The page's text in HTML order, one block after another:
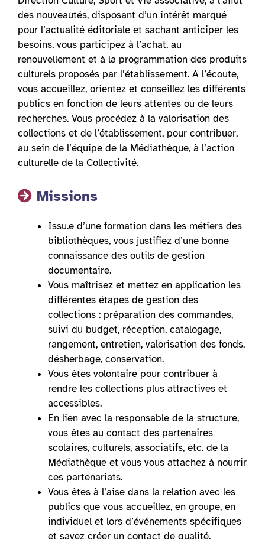
des nouveautés, disposant d’un intérêt marqué
pour l’actualité éditoriale et sachant anticiper les
besoins, vous participez à l’achat, au
renouvellement et à la programmation des produits
culturels proposés par l’établissement. A l’écoute,
vous accueillez, orientez et conseillez les différents
publics en fonction de leurs attentes ou de leurs
recherches. Vous procédez à la valorisation des
collections et de l’établissement, pour contribuer,
au sein de l’équipe de la Médiathèque, à l’action
culturelle de la Collectivité.
Missions
Issu.e d’une formation dans les métiers des
bibliothèques, vous justifiez d’une bonne
connaissance des outils de gestion
documentaire.
Vous maîtrisez et mettez en application les
différentes étapes de gestion des
collections : préparation des commandes,
suivi du budget, réception, catalogage,
rangement, entretien, valorisation des fonds,
désherbage, conservation.
Vous êtes volontaire pour contribuer à
rendre les collections plus attractives et
accessibles.
En lien avec la responsable de la structure,
vous êtes au contact des partenaires
scolaires, culturels, associatifs, etc. de la
Médiathèque et vous vous attachez à nourrir
ces partenariats.
Vous êtes à l’aise dans la relation avec les
publics que vous accueillez, en groupe, en
individuel et lors d’événements spécifiques
et savez créer un contact de qualité.